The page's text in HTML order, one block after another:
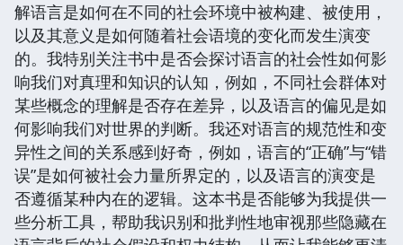
解语言是如何在不同的社会环境中被构建、被使用，
以及其意义是如何随着社会语境的变化而发生演变
的。我特别关注书中是否会探讨语言的社会性如何影
响我们对真理和知识的认知，例如，不同社会群体对
某些概念的理解是否存在差异，以及语言的偏见是如
何影响我们对世界的判断。我还对语言的规范性和变
异性之间的关系感到好奇，例如，语言的“正确”与“错
误”是如何被社会力量所界定的，以及语言的演变是
否遵循某种内在的逻辑。这本书是否能够为我提供一
些分析工具，帮助我识别和批判性地审视那些隐藏在